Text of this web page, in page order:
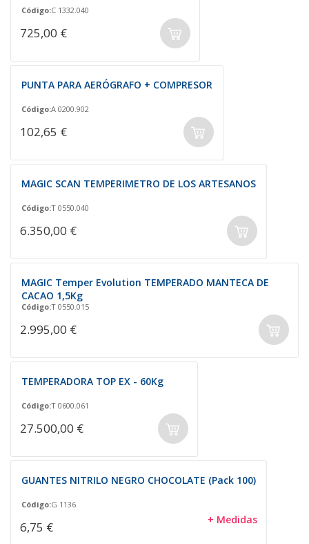
Código:C 1332.040
725,00 €
PUNTA PARA AERÓGRAFO + COMPRESOR
Código:A 0200.902
102,65 €
MAGIC SCAN TEMPERIMETRO DE LOS ARTESANOS
Código:T 0550.040
6.350,00 €
MAGIC Temper Evolution TEMPERADO MANTECA DE
CACAO 1,5Kg
Código:T 0550.015
2.995,00 €
TEMPERADORA TOP EX - 60Kg
Código:T 0600.061
27.500,00 €
GUANTES NITRILO NEGRO CHOCOLATE (Pack 100)
Código:G 1136
6,75 € + Medidas